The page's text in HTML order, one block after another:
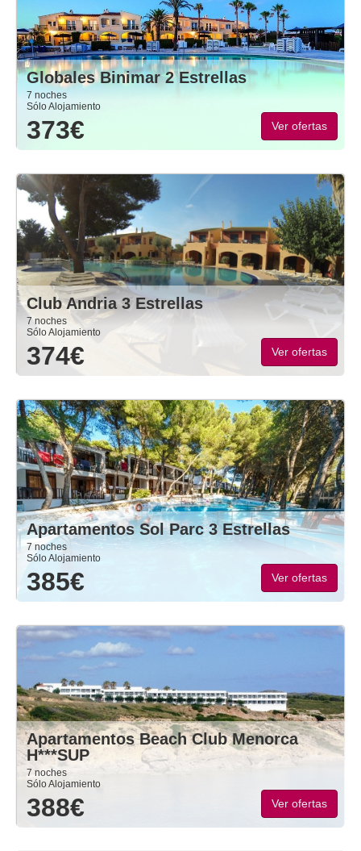
Globales Binimar 2 Estrellas
7 noches
Sólo Alojamiento
373€ Ver ofertas
Club Andria 3 Estrellas
7 noches
Sólo Alojamiento
374€ Ver ofertas
Apartamentos Sol Parc 3 Estrellas
7 noches
Sólo Alojamiento
385€ Ver ofertas
Apartamentos Beach Club Menorca
H***SUP
7 noches
Sólo Alojamiento
388€ Ver ofertas